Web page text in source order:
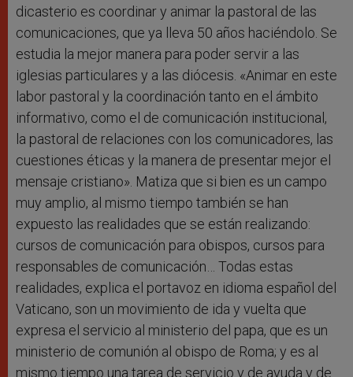
dicasterio es coordinar y animar la pastoral de las
comunicaciones, que ya lleva 50 años haciéndolo. Se
estudia la mejor manera para poder servir a las
iglesias particulares y a las diócesis. «Animar en este
labor pastoral y la coordinación tanto en el ámbito
informativo, como el de comunicación institucional,
la pastoral de relaciones con los comunicadores, las
cuestiones éticas y la manera de presentar mejor el
mensaje cristiano». Matiza que si bien es un campo
muy amplio, al mismo tiempo también se han
expuesto las realidades que se están realizando:
cursos de comunicación para obispos, cursos para
responsables de comunicación… Todas estas
realidades, explica el portavoz en idioma español del
Vaticano, son un movimiento de ida y vuelta que
expresa el servicio al ministerio del papa, que es un
ministerio de comunión al obispo de Roma; y es al
mismo tiempo una tarea de servicio y de ayuda y de